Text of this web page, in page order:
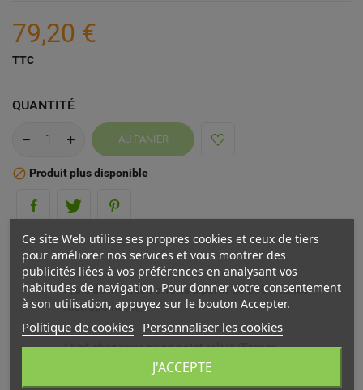
79,20 €
TTC
QUANTITÉ
AU PANIER
 Produit plus disponible
Frais de livraison offerts à partir de 69€ (France
métropolitaine)
Livré chez vous ou en point relais (France
Ce site Web utilise ses propres cookies et ceux de tiers
pour améliorer nos services et vous montrer des
publicités liées à vos préférences en analysant vos
habitudes de navigation. Pour donner votre consentement
à son utilisation, appuyez sur le bouton Accepter.
Politique de cookies Personnaliser les cookies
J'ACCEPTE